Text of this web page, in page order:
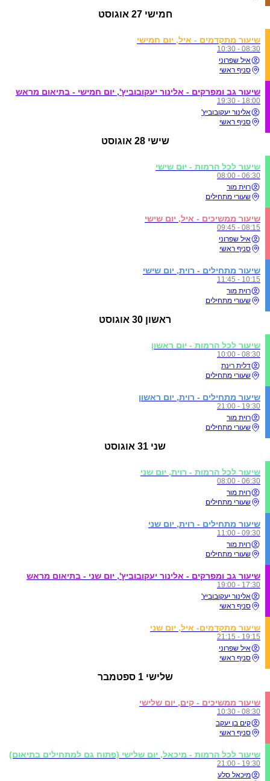
חמישי 27 אוגוסט
שיעור מתקדמים - איל, יום חמישי
08:30 - 10:30
איל שפרוני
סניף ראשי
שיעור גב ומפרקים - אלינור יעקובוביץ', יום חמישי - בתיאום מראש
18:00 - 19:30
אלינור יעקובוביץ'
סניף ראשי
שישי 28 אוגוסט
שיעור לכל הרמות - יום שישי
06:30 - 08:00
רוית מור
שעורי מתחילים
שיעור ממשיכים - איל, יום שישי
08:15 - 09:45
איל שפרוני
סניף ראשי
שיעור מתחילים - רוית, יום שישי
10:15 - 11:45
רוית מור
שעורי מתחילים
ראשון 30 אוגוסט
שיעור לכל הרמות - יום ראשון
08:30 - 10:00
דלית רינת
שעורי מתחילים
שיעור מתחילים - רוית, יום ראשון
19:30 - 21:00
רוית מור
שעורי מתחילים
שני 31 אוגוסט
שיעור לכל הרמות - רוית, יום שני
06:30 - 08:00
רוית מור
שעורי מתחילים
שיעור מתחילים - רוית, יום שני
09:30 - 11:00
רוית מור
שעורי מתחילים
שיעור גב ומפרקים - אלינור יעקובוביץ', יום שני - בתיאום מראש
17:30 - 19:00
אלינור יעקובוביץ'
סניף ראשי
שיעור מתקדמים- איל, יום שני
19:15 - 21:15
איל שפרוני
סניף ראשי
שלישי 1 ספטמבר
שיעור ממשיכים - קים, יום שלישי
08:30 - 10:30
קים בן יעקב
סניף ראשי
שיעור לכל הרמות - מיכאל, יום שלישי (פתוח גם למתחילים בתיאום)
19:30 - 21:00
מיכאל סלע